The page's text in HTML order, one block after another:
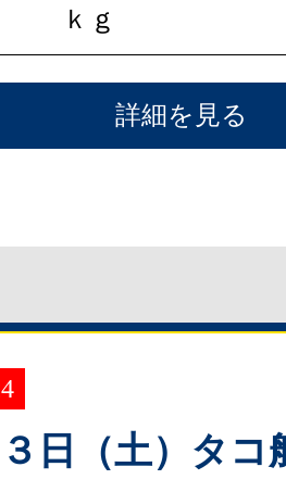
ｋｇ
詳細を見る
日（土）タコ